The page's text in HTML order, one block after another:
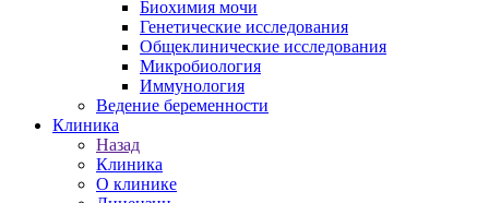
Биохимия мочи
Генетические исследования
Общеклинические исследования
Микробиология
Иммунология
Ведение беременности
Клиника
Назад
Клиника
О клинике